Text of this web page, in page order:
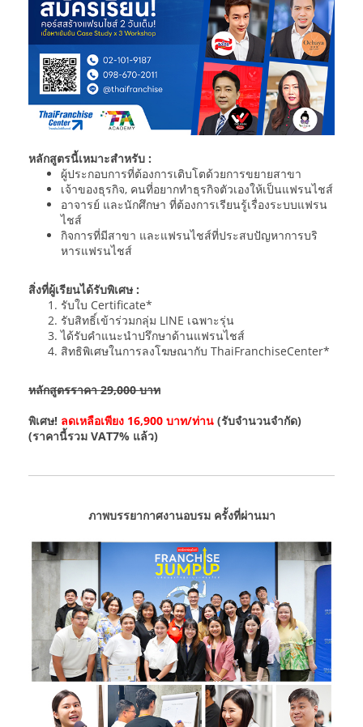
หลักสูตรนี้เหมาะสำหรับ :
ผู้ประกอบการที่ต้องการเติบโตด้วยการขยายสาขา
เจ้าของธุรกิจ, คนที่อยากทำธุรกิจตัวเองให้เป็นแฟรนไชส์
อาจารย์ และนักศึกษา ที่ต้องการเรียนรู้เรื่องระบบแฟรน
ไชส์
กิจการที่มีสาขา และแฟรนไชส์ที่ประสบปัญหาการบริ
หารแฟรนไชส์
สิ่งที่ผู้เรียนได้รับพิเศษ :
รับใบ Certificate*
รับสิทธิ์เข้าร่วมกลุ่ม LINE เฉพาะรุ่น
ได้รับคำแนะนำปรึกษาด้านแฟรนไชส์
สิทธิพิเศษในการลงโฆษณากับ ThaiFranchiseCenter*
หลักสูตรราคา 29,000 บาท
พิเศษ! ลดเหลือเพียง 16,900 บาท/ท่าน (รับจำนวนจำกัด)
(ราคานี้รวม VAT7% แล้ว)
ภาพบรรยากาศงานอบรม ครั้งที่ผ่านมา